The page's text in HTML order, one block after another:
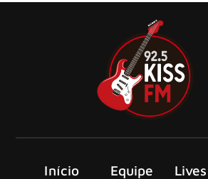
Início Equipe Lives